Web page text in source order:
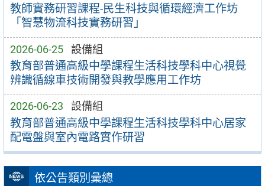
教師實務研習課程-民生科技與循環經濟工作坊
「智慧物流科技實務研習」
2026-06-25 設備組
教育部普通高級中學課程生活科技學科中心視覺
辨識循線車技術開發與教學應用工作坊
2026-06-23 設備組
教育部普通高級中學課程生活科技學科中心居家
配電盤與室內電路實作研習
依公告類別彙總